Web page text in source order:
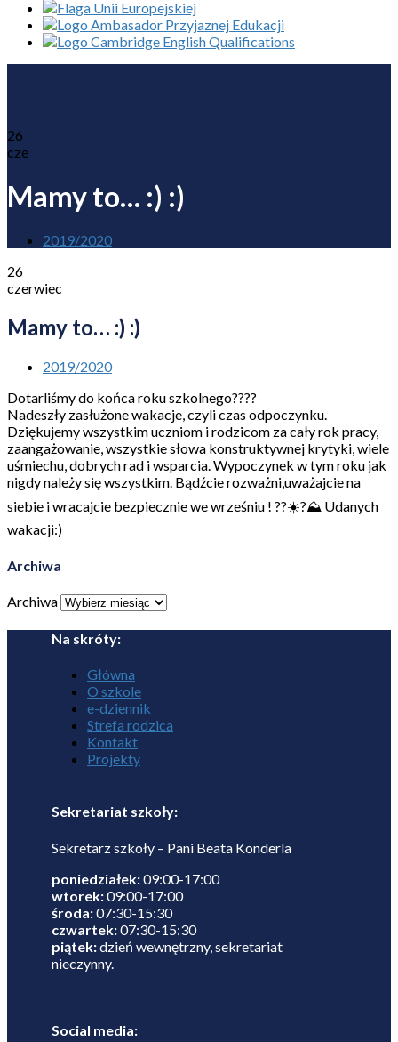
26
cze
Mamy to… :) :)
2019/2020
26
czerwiec
Mamy to… :) :)
2019/2020
Dotarliśmy do końca roku szkolnego?‍??‍?
Nadeszły zasłużone wakacje, czyli czas odpoczynku.
Dziękujemy wszystkim uczniom i rodzicom za cały rok pracy,
zaangażowanie, wszystkie słowa konstruktywnej krytyki, wiele
uśmiechu, dobrych rad i wsparcia. Wypoczynek w tym roku jak
nigdy należy się wszystkim. Bądźcie rozważni,uważajcie na
siebie i wracajcie bezpiecznie we wrześniu ! ??☀️?⛰ Udanych
wakacji:)
Archiwa
Archiwa
Na skróty:
Główna
O szkole
e-dziennik
Strefa rodzica
Kontakt
Projekty
Sekretariat szkoły:
Sekretarz szkoły – Pani Beata Konderla
poniedziałek:09:00-17:00
wtorek:09:00-17:00
środa:07:30-15:30
czwartek:07:30-15:30
piątek:dzień wewnętrzny, sekretariat
nieczynny.
Social media: